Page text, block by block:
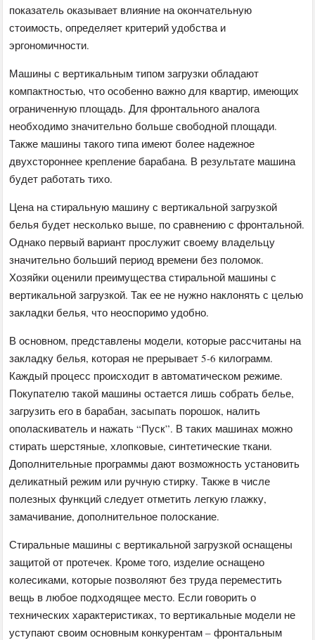
показатель оказывает влияние на окончательную
стоимость, определяет критерий удобства и
эргономичности.
Машины с вертикальным типом загрузки обладают
компактностью, что особенно важно для квартир, имеющих
ограниченную площадь. Для фронтального аналога
необходимо значительно больше свободной площади.
Также машины такого типа имеют более надежное
двухстороннее крепление барабана. В результате машина
будет работать тихо.
Цена на стиральную машину с вертикальной загрузкой
белья будет несколько выше, по сравнению с фронтальной.
Однако первый вариант прослужит своему владельцу
значительно больший период времени без поломок.
Хозяйки оценили преимущества стиральной машины с
вертикальной загрузкой. Так ее не нужно наклонять с целью
закладки белья, что неоспоримо удобно.
В основном, представлены модели, которые рассчитаны на
закладку белья, которая не прерывает 5-6 килограмм.
Каждый процесс происходит в автоматическом режиме.
Покупателю такой машины остается лишь собрать белье,
загрузить его в барабан, засыпать порошок, налить
ополаскиватель и нажать “Пуск”. В таких машинах можно
стирать шерстяные, хлопковые, синтетические ткани.
Дополнительные программы дают возможность установить
деликатный режим или ручную стирку. Также в числе
полезных функций следует отметить легкую глажку,
замачивание, дополнительное полоскание.
Стиральные машины с вертикальной загрузкой оснащены
защитой от протечек. Кроме того, изделие оснащено
колесиками, которые позволяют без труда переместить
вещь в любое подходящее место. Если говорить о
технических характеристиках, то вертикальные модели не
уступают своим основным конкурентам – фронтальным